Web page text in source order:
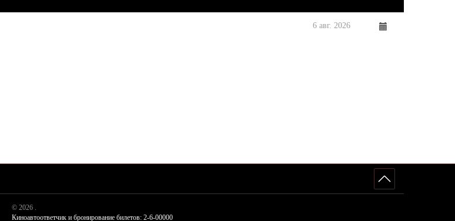
6 авг. 2026
© 2026 .
Киноавтоответчик и бронирование билетов: 2-6-00000